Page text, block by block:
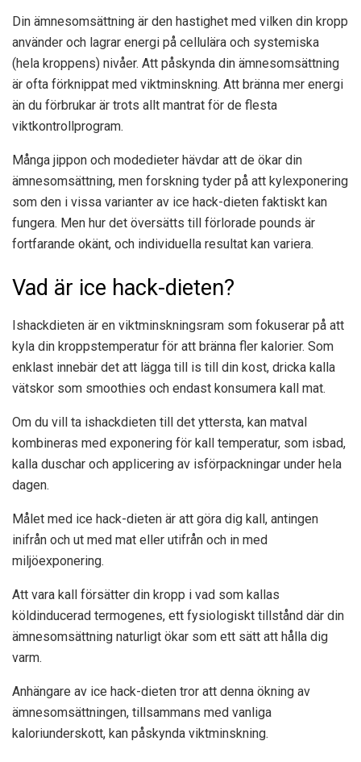
Din ämnesomsättning är den hastighet med vilken din kropp
använder och lagrar energi på cellulära och systemiska
(hela kroppens) nivåer. Att påskynda din ämnesomsättning
är ofta förknippat med viktminskning. Att bränna mer energi
än du förbrukar är trots allt mantrat för de flesta
viktkontrollprogram.
Många jippon och modedieter hävdar att de ökar din
ämnesomsättning, men forskning tyder på att kylexponering
som den i vissa varianter av ice hack-dieten faktiskt kan
fungera. Men hur det översätts till förlorade pounds är
fortfarande okänt, och individuella resultat kan variera.
Vad är ice hack-dieten?
Ishackdieten är en viktminskningsram som fokuserar på att
kyla din kroppstemperatur för att bränna fler kalorier. Som
enklast innebär det att lägga till is till din kost, dricka kalla
vätskor som smoothies och endast konsumera kall mat.
Om du vill ta ishackdieten till det yttersta, kan matval
kombineras med exponering för kall temperatur, som isbad,
kalla duschar och applicering av isförpackningar under hela
dagen.
Målet med ice hack-dieten är att göra dig kall, antingen
inifrån och ut med mat eller utifrån och in med
miljöexponering.
Att vara kall försätter din kropp i vad som kallas
köldinducerad termogenes, ett fysiologiskt tillstånd där din
ämnesomsättning naturligt ökar som ett sätt att hålla dig
varm.
Anhängare av ice hack-dieten tror att denna ökning av
ämnesomsättningen, tillsammans med vanliga
kaloriunderskott, kan påskynda viktminskning.